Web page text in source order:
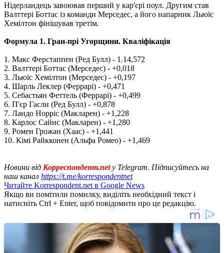
Нідерландець завоював перший у кар'єрі поул. Другим став
Валттері Боттас із команди Мерседес, а його напарник Льюїс
Хемілтон фінішував третім.
Формула 1. Гран-прі Угорщини. Кваліфікація
1. Макс Ферстаппен (Ред Булл) - 1.14,572
2. Валттері Боттас (Мерседес) - +0,018
3. Льюїс Хемілтон (Мерседес) - +0,197
4. Шарль Леклер (Феррарі) - +0,471
5. Себастьян Феттель (Феррарі) - +0,499
6. П'єр Гасли (Ред Булл) - +0,878
7. Ландо Норріс (Макларен) - +1,228
8. Карлос Сайнс (Макларен) - +1,280
9. Ромен Грожан (Хаас) - +1,441
10. Кімі Райкконен (Альфа Ромео) - +1,469
Новини від Корреспондент.netу Telegram. Підписуйтесь на
наш канал https://t.me/korrespondentnet
Читайте Korrespondent.net в Google News
Якщо ви помітили помилку, виділіть необхідний текст і
натисніть Ctrl + Enter, щоб повідомити про це редакцію.